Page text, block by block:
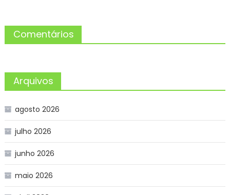
Comentários
Arquivos
agosto 2026
julho 2026
junho 2026
maio 2026